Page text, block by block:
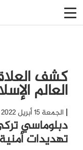
كشف
العالم
الجمعة 15 أبريل 2022 - 01:59
دبلوماسي
تهديدات